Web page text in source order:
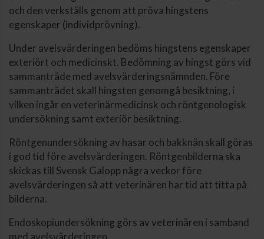
och den verkställs genom att pröva hingstens
egenskaper (individprövning).
Under avelsvärderingen bedöms hingstens egenskaper
exteriört och medicinskt. Bedömning av hingst görs vid
sammanträde med avelsvärderingsnämnden. Före
sammanträdet skall hingsten genomgå besiktning, i
vilken ingår en veterinärmedicinsk och röntgenologisk
undersökning samt exteriör besiktning.
Röntgenundersökning av hasar och bakknän skall göras
i god tid före avelsvärderingen. Röntgenbilderna ska
skickas till Svensk Galopp några veckor före
avelsvärderingen så att veterinären har tid att titta på
bilderna.
Endoskopiundersökning görs av veterinären i samband
med avelsvärderingen.